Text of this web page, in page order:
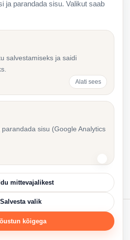
aruanne pärast
Eestis
Accres.eu
Küpsiste poliitika
ja parandada sisu. Valikut saab
salvestamiseks ja saidi
Alati sees
sisu (Google Analytics
mittevajalikest
Salvesta valik
kõigega